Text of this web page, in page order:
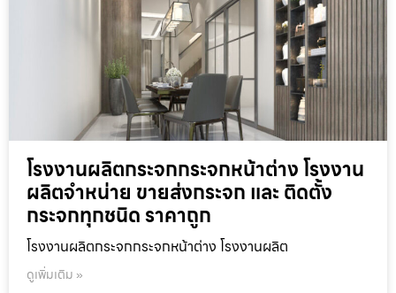
โรงงานผลิตกระจกกระจกหน้าต่าง โรงงาน
ผลิตจำหน่าย ขายส่งกระจก และ ติดตั้ง
กระจกทุกชนิด ราคาถูก
โรงงานผลิตกระจกกระจกหน้าต่าง โรงงานผลิต
ดูเพิ่มเติม »